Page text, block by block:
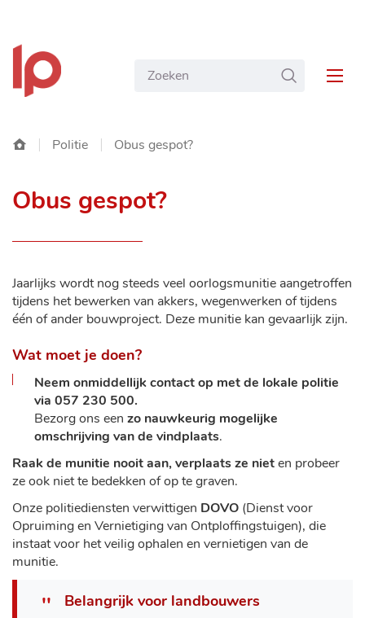
Gemeente
Langemark-
Poelkapelle
Wat
zoekt
ZOEKEN
Startpagina
Politie Obus gespot?
Obus gespot?
Jaarlijks wordt nog steeds veel oorlogsmunitie aangetroffen
tijdens het bewerken van akkers, wegenwerken of tijdens
één of ander bouwproject. Deze munitie kan gevaarlijk zijn.
Wat moet je doen?
Neem onmiddellijk contact op met de lokale politie
via 057 230 500.
Bezorg ons een zo nauwkeurig mogelijke
omschrijving van de vindplaats.
Raak de munitie nooit aan, verplaats ze nieten probeer
ze ook niet te bedekken of op te graven.
Onze politiediensten verwittigen DOVO (Dienst voor
Opruiming en Vernietiging van Ontploffingstuigen), die
instaat voor het veilig ophalen en vernietigen van de
munitie.
Belangrijk voor landbouwers